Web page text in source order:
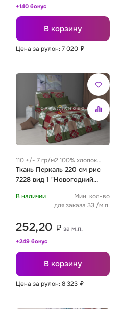
+140 бонус
В корзину
Цена за рулон: 7 020 ₽
110 +/- 7 гр/м2 100% хлопок
0.25 м
Ткань Перкаль 220 см рис
7228 вид 1 "Новогодний
В наличии
Мин. кол-во
для заказа 33 /м.п.
252,20 ₽ за м.п.
+249 бонус
В корзину
Цена за рулон: 8 323 ₽